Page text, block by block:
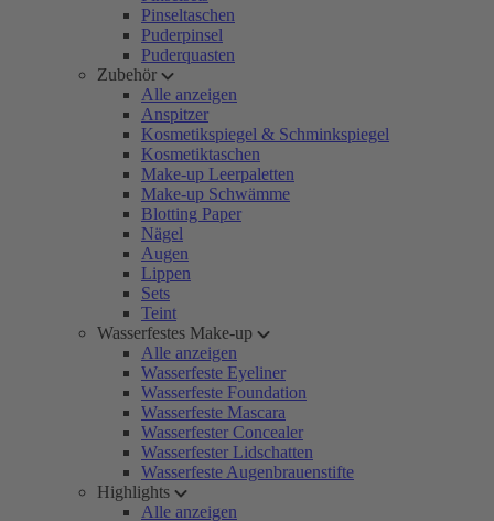
Pinseltaschen
Puderpinsel
Puderquasten
Zubehör
Alle anzeigen
Anspitzer
Kosmetikspiegel & Schminkspiegel
Kosmetiktaschen
Make-up Leerpaletten
Make-up Schwämme
Blotting Paper
Nägel
Augen
Lippen
Sets
Teint
Wasserfestes Make-up
Alle anzeigen
Wasserfeste Eyeliner
Wasserfeste Foundation
Wasserfeste Mascara
Wasserfester Concealer
Wasserfester Lidschatten
Wasserfeste Augenbrauenstifte
Highlights
Alle anzeigen